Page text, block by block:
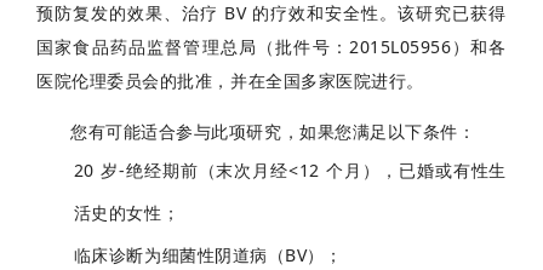
预防复发的效果、治疗 BV 的疗效和安全性。该研究已获得
国家食品药品监督管理总局（批件号：2015L05956）和各
医院伦理委员会的批准，并在全国多家医院进行。
您有可能适合参与此项研究，如果您满足以下条件：
20 岁-绝经期前（末次月经<12 个月），已婚或有性生
活史的女性；
临床诊断为细菌性阴道病（BV）；